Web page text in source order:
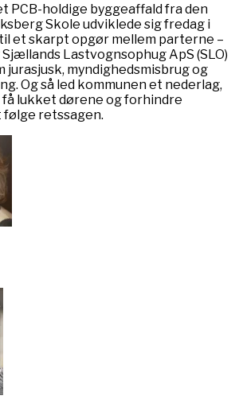
PCB-holdige byggeaffald fra den
Skole udviklede sig fredag i
et skarpt opgør mellem parterne –
Lastvognsophug ApS (SLO)
jurasjusk, myndighedsmisbrug og
Og så led kommunen et nederlag,
lukket dørene og forhindre
retssagen.